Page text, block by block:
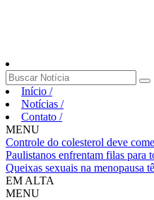
Início /
Notícias /
Contato /
MENU
Controle do colesterol deve
Paulistanos enfrentam filas para
Queixas sexuais na menopausa
EM ALTA
MENU